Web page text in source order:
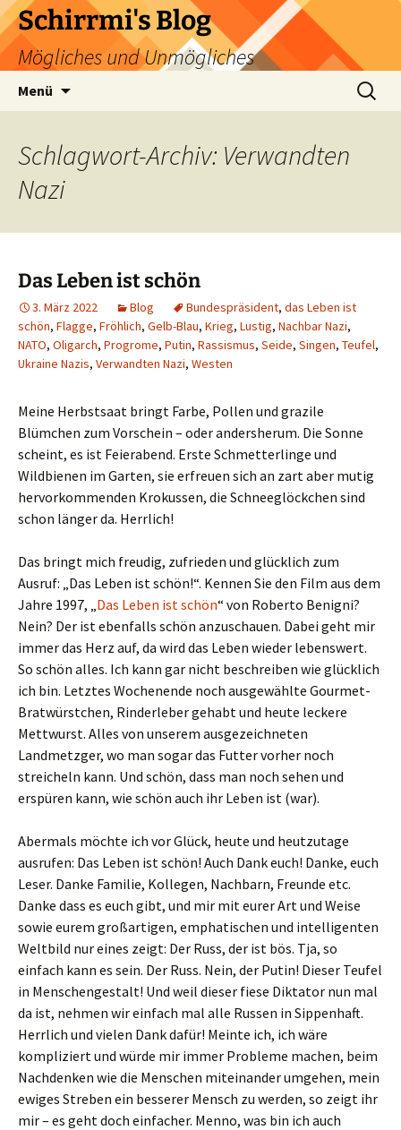
Zum
Inhalt
springen
Schirrmi's Blog
Mögliches und Unmögliches
Menü
Suchen
nach:
Schlagwort-Archiv: Verwandten
Nazi
Das Leben ist schön
3. März 2022 Blog Bundespräsident, das Leben ist
schön, Flagge, Fröhlich, Gelb-Blau, Krieg, Lustig, Nachbar Nazi,
NATO, Oligarch, Progrome, Putin, Rassismus, Seide, Singen, Teufel,
Ukraine Nazis, Verwandten Nazi, Westen
Meine Herbstsaat bringt Farbe, Pollen und grazile
Blümchen zum Vorschein – oder andersherum. Die Sonne
scheint, es ist Feierabend. Erste Schmetterlinge und
Wildbienen im Garten, sie erfreuen sich an zart aber mutig
hervorkommenden Krokussen, die Schneeglöckchen sind
schon länger da. Herrlich!
Das bringt mich freudig, zufrieden und glücklich zum
Ausruf: „Das Leben ist schön!“. Kennen Sie den Film aus dem
Jahre 1997, „Das Leben ist schön“ von Roberto Benigni?
Nein? Der ist ebenfalls schön anzuschauen. Dabei geht mir
immer das Herz auf, da wird das Leben wieder lebenswert.
So schön alles. Ich kann gar nicht beschreiben wie glücklich
ich bin. Letztes Wochenende noch ausgewählte Gourmet-
Bratwürstchen, Rinderleber gehabt und heute leckere
Mettwurst. Alles von unserem ausgezeichneten
Landmetzger, wo man sogar das Futter vorher noch
streicheln kann. Und schön, dass man noch sehen und
erspüren kann, wie schön auch ihr Leben ist (war).
Abermals möchte ich vor Glück, heute und heutzutage
ausrufen: Das Leben ist schön! Auch Dank euch! Danke, euch
Leser. Danke Familie, Kollegen, Nachbarn, Freunde etc.
Danke dass es euch gibt, und mir mit eurer Art und Weise
sowie eurem großartigen, emphatischen und intelligenten
Weltbild nur eines zeigt: Der Russ, der ist bös. Tja, so
einfach kann es sein. Der Russ. Nein, der Putin! Dieser Teufel
in Menschengestalt! Und weil dieser fiese Diktator nun mal
da ist, nehmen wir einfach mal alle Russen in Sippenhaft.
Herrlich und vielen Dank dafür! Meinte ich, ich wäre
kompliziert und würde mir immer Probleme machen, beim
Nachdenken wie die Menschen miteinander umgehen, mein
ewiges Streben ein besserer Mensch zu werden, so zeigt ihr
mir – es geht doch einfacher. Menno, was bin ich auch